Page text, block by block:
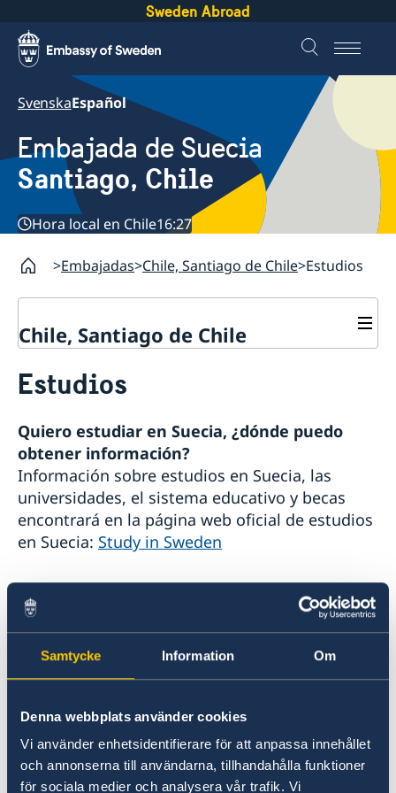
Samtycke Information Om
Denna webbplats använder cookies
Vi använder enhetsidentifierare för att anpassa innehållet
och annonserna till användarna, tillhandahålla funktioner
för sociala medier och analysera vår trafik. Vi
Sweden Abroad
SvenskaEspañol
Embajada de Suecia
Santiago, Chile
Hora local en Chile16:27
Embajadas Chile, Santiago de Chile Estudios
Chile, Santiago de Chile
Vacantes
Tarifas
Protección de Datos (RGPD)
Contacto y horarios
Noticias
Instituto Chileno Sueco de Cultura
Svenskar i Världen
Svenska kyrkan
Svenska skolan
Estudios
Quiero estudiar en Suecia, ¿dónde puedo
obtener información?
Información sobre estudios en Suecia, las
universidades, el sistema educativo y becas
encontrará en la página web oficial de estudios
en Suecia: Study in Sweden
Una vez que tenga la aceptación de alguna
institución académica de Suecia tiene que
solicitar un permiso de residencia para estudio
en la Embajada. Para más información en
español:Estudiar en Suecia
Quiero convalidar mi título universitario para
que sea válido en Suecia. ¿Qué debo hacer?
El Consejo Sueco para la Enseñanza Superior es